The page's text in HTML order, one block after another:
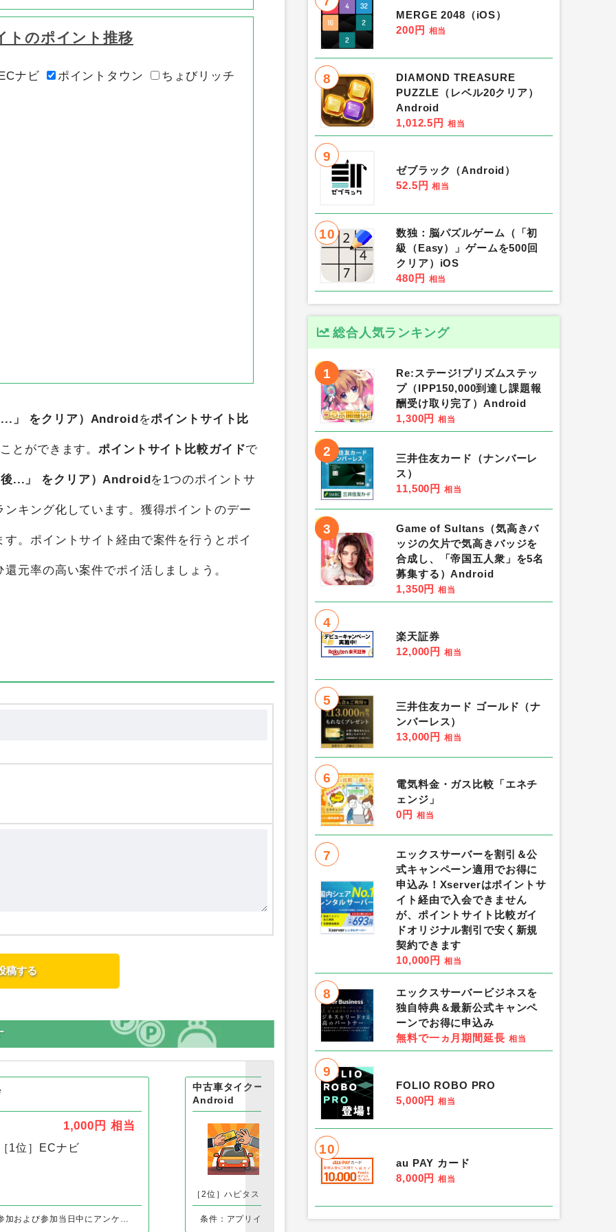
トのポイント推移
ナビ ポイントタウン ちょびリッチ
」 をクリア）Androidをポイントサイト比
とができます。ポイントサイト比較ガイドで
...」 をクリア）Androidを1つのポイントサ
キング化しています。獲得ポイントのデー
。ポイントサイト経由で案件を行うとポイ
元率の高い案件でポイ活しましょう。
1,000円 相当
1位］ ECナビ
中古車タイクーンゲーム（レベル15達成）
Android
100円 相当
［1位］ポイントタウン
［2位］ハピタス
条件：アプリインストールで 条件：-
MERGE 2048（iOS）
200円 相当
8
DIAMOND TREASURE
PUZZLE（レベル20クリア）
Android
1,012.5円 相当
9
ゼブラック（Android）
52.5円 相当
10
数独：脳パズルゲーム（「初
級（Easy）」ゲームを500回
クリア）iOS
480円 相当
総合人気ランキング
1
Re:ステージ!プリズムステッ
プ（IPP150,000到達し課題報
酬受け取り完了）Android
1,300円 相当
2
三井住友カード（ナンバーレ
ス）
11,500円 相当
3
Game of Sultans（気高きバ
ッジの欠片で気高きバッジを
合成し、「帝国五人衆」を5名
募集する）Android
1,350円 相当
4
楽天証券
12,000円 相当
5
三井住友カード ゴールド（ナ
ンバーレス）
13,000円 相当
6
電気料金・ガス比較「エネチ
ェンジ」
0円 相当
7
エックスサーバーを割引＆公
式キャンペーン適用でお得に
申込み！Xserverはポイントサ
イト経由で入会できません
が、ポイントサイト比較ガイ
ドオリジナル割引で安く新規
契約できます
10,000円 相当
8
エックスサーバービジネスを
独自特典＆最新公式キャンペ
ーンでお得に申込み
無料で一ヵ月期間延長 相当
9
FOLIO ROBO PRO
5,000円 相当
10
au PAY カード
8,000円 相当